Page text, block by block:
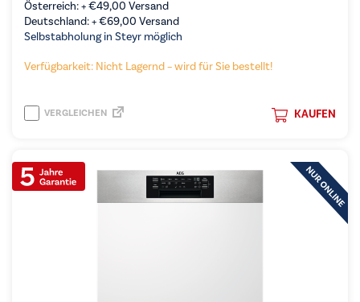
Österreich: +€49,00 Versand
Deutschland: +€69,00 Versand
Selbstabholung in Steyr möglich
Verfügbarkeit: Nicht Lagernd – wird für Sie bestellt!
KAUFEN
VERGLEICHEN